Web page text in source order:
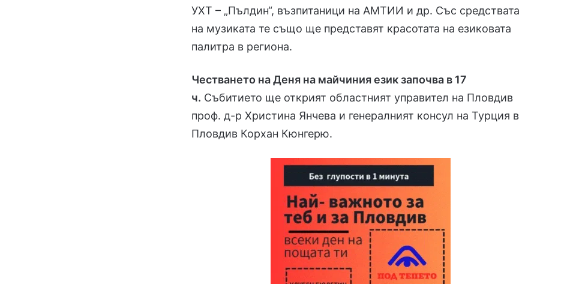
УХТ – „Пълдин“, възпитаници на АМТИИ и др. Със средствата
на музиката те също ще представят красотата на езиковата
палитра в региона.
Честването на Деня на майчиния език започва в 17
ч. Събитието ще открият областният управител на Пловдив
проф. д-р Христина Янчева и генералният консул на Турция в
Пловдив Корхан Кюнгерю.